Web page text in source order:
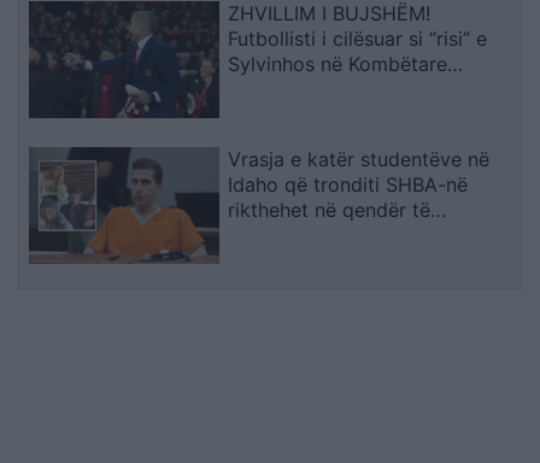
ZHVILLIM I BUJSHËM!
Futbollisti i cilësuar si “risi” e
Sylvinhos në Kombëtare
Vrasja e katër studentëve në
Idaho që tronditi SHBA-në
rikthehet në qendër të